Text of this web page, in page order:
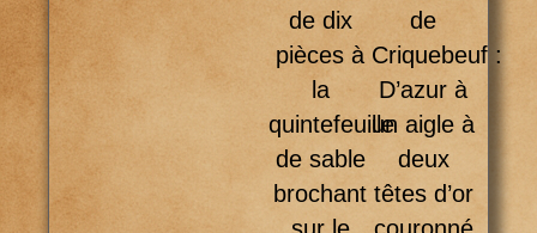
de dix
pièces à
la
quintefeuille
de sable
brochant
de
Criquebeuf :
D’azur à
un aigle à
deux
têtes d’or